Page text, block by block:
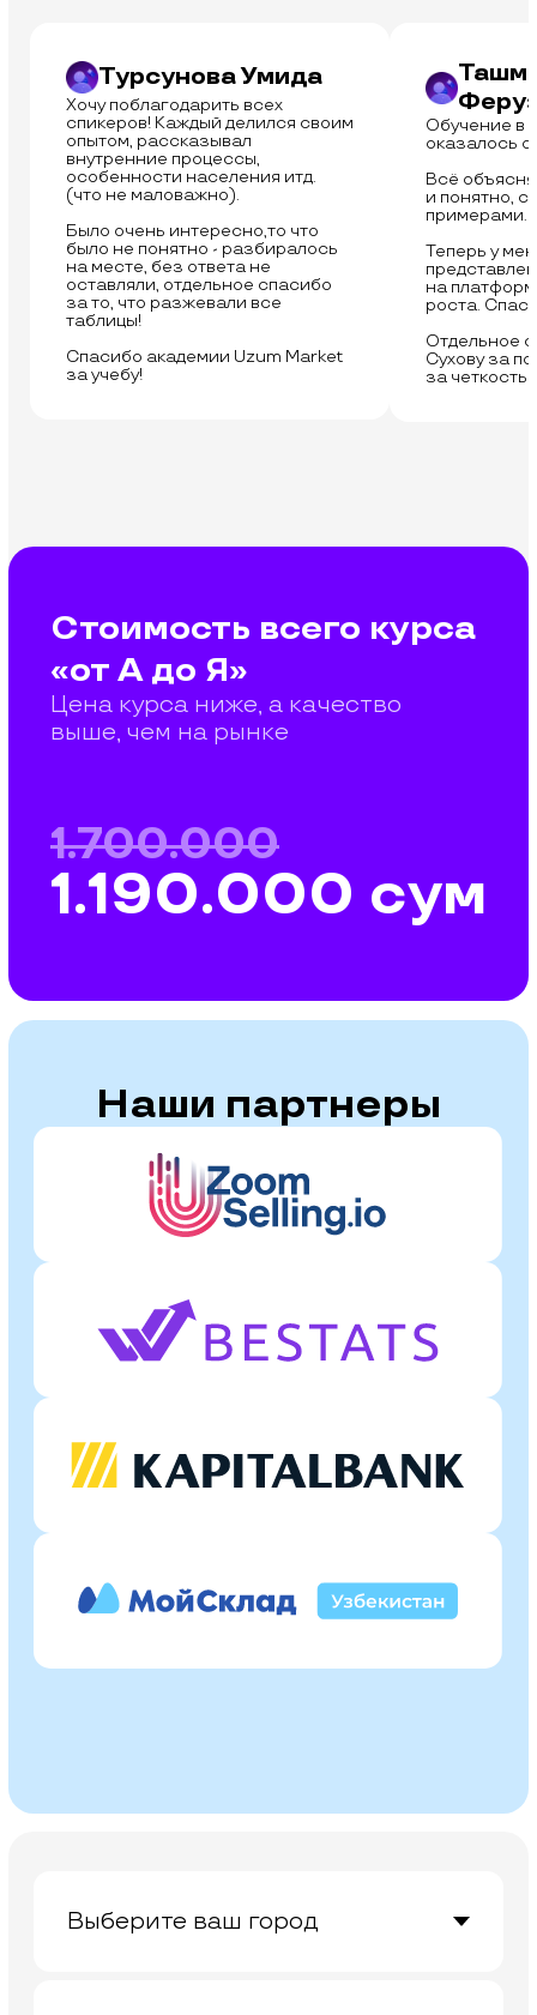
Турсунова Умида
Хочу поблагодарить всех
спикеров! Каждый делился своим
опытом, рассказывал
внутренние процессы,
особенности населения итд.
(что не маловажно).
Было очень интересно,то что
было не понятно - разбиралось
на месте, без ответа не
оставляли, отдельное спасибо
за то, что разжевали все
таблицы!
Спасибо академии Uzum Market
за учебу!
Обучение в
оказалось
Всё
и понятно, с
примерами.
Теперь у
на
роста.
Отдельное
Сухову за
за четкость
График работы:
Понедельник — пятница
с 10:00 до 19:00
+998 90 822-82-14